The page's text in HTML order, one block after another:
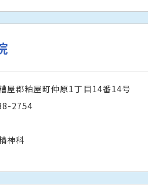
屋郡粕屋町仲原1丁目14番14号
2754
神科